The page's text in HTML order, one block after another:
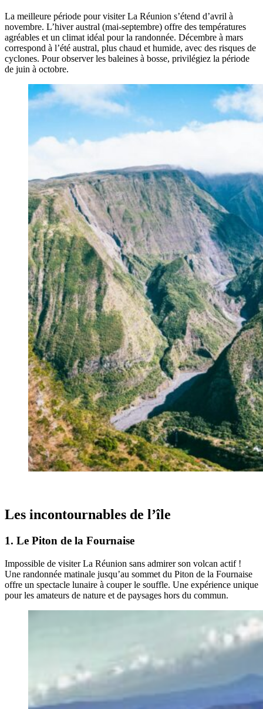
La meilleure période pour visiter La Réunion s’étend d’avril à
novembre. L’hiver austral (mai-septembre) offre des températures
agréables et un climat idéal pour la randonnée. Décembre à mars
correspond à l’été austral, plus chaud et humide, avec des risques de
cyclones. Pour observer les baleines à bosse, privilégiez la période
de juin à octobre.
Les incontournables de l’île
1. Le Piton de la Fournaise
Impossible de visiter La Réunion sans admirer son volcan actif !
Une randonnée matinale jusqu’au sommet du Piton de la Fournaise
offre un spectacle lunaire à couper le souffle. Une expérience unique
pour les amateurs de nature et de paysages hors du commun.